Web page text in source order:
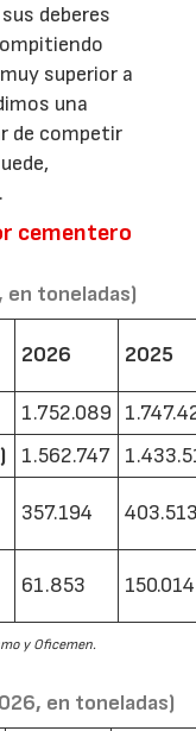
deberes
superior a
una
de competir
cementero
en toneladas)
2026 2025
1.752.089
1.562.747
357.194
61.853 150.014
y Oficemen.
en toneladas)